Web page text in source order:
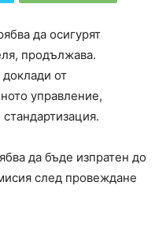
да осигурят
продължава.
от
управление,
да бъде изпратен до
след провеждане